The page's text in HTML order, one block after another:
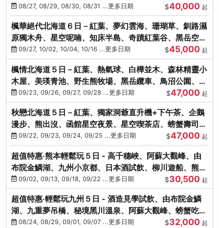
市場08/27, 08/29, 08/30, 08/31 ...更多日期 $40,000 起
楓華絕代北海道６日－紅葉、夢幻雲海、珊瑚草、釧路濕
原獨木舟、星空呢喃、知床半島、奇蹟紅葉谷、黑岳空中
纜車、旭山動物園
09/27, 10/02, 10/04, 10/16 ...更多日期 $45,000 起
楓情北海道５日－紅葉、熱氣球、白樺並木、森林精靈小
木屋、美瑛青池、野生熊牧場、黑岳纜車、鳥沼公園、紅
葉奇蹟谷、螃蟹吃到飽
09/23, 09/26, 09/27, 09/28 ...更多日期 $47,000 起
秋戀北海道５日－紅葉、獨家洞爺直升機+下午茶、企鵝
漫步、熊出沒、函館星空夜景、星空喫茶店、螃蟹壽司、
海膽、三大螃蟹放題
09/22, 09/23, 09/24, 09/25 ...更多日期 $47,000 起
超值特惠‧熊本輕鬆玩５日 - 高千穗峽、阿蘇大觀峰、由
布院金鱗湖、九州小京都、日本酒試飲、柳川遊船、熊本
城、熊本AEON
09/02, 09/13, 09/18, 09/22 ...更多日期 $30,500 起
超值特惠‧輕鬆玩九州５日 - 酒造見學試飲、由布院金鱗
湖、九重夢吊橋、秘境黑川溫泉、阿蘇大觀峰、螃蟹吃到
飽08/24, 08/29, 09/01, 09/07 ...更多日期 $32,000 起